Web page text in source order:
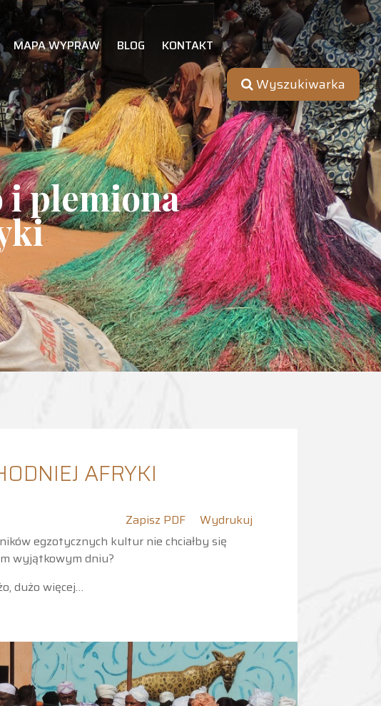
Wyszukiwarka
MAPA WYPRAW BLOG KONTAKT
i plemiona
AFRYKI
Zapisz PDF
Wydrukuj
egzotycznych kultur nie chciałby się
wyjątkowym dniu?
dużo więcej…